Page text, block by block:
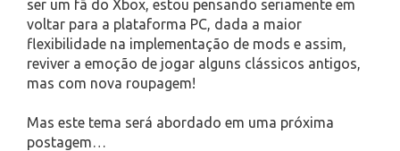
ser um fã do Xbox, estou pensando seriamente em
voltar para a plataforma PC, dada a maior
flexibilidade na implementação de mods e assim,
reviver a emoção de jogar alguns clássicos antigos,
mas com nova roupagem!
Mas este tema será abordado em uma próxima
postagem…